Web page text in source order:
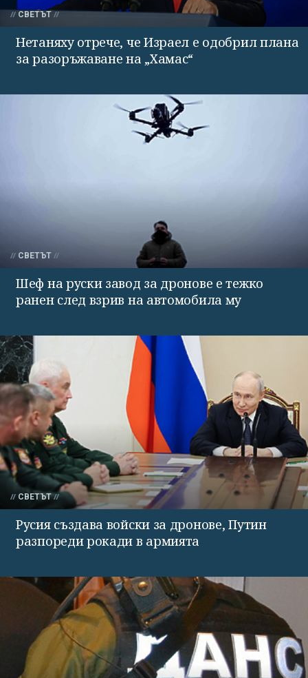
СВЕТЪТ
Нетаняху отрече, че Израел е одобрил плана
за разоръжаване на „Хамас“
СВЕТЪТ
Шеф на руски завод за дронове е тежко
ранен след взрив на автомобила му
СВЕТЪТ
Русия създава войски за дронове, Путин
разпореди рокади в армията